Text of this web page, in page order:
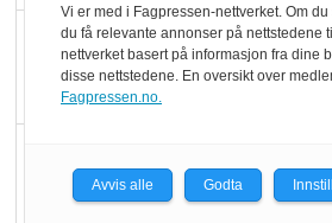
KI lager
Q
Rema i
Vi er med i Fagpressen-nettverket. Om du
du få relevante annonser på nettstedene
nettverket basert på informasjon fra dine
disse nettstedene. En oversikt over
Fagpressen.no.
Avvis alle Godta